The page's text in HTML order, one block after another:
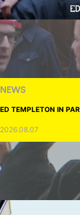
NEWS
ED TEMPLETON IN
2026.08.07